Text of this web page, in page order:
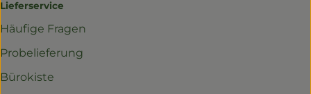
Lieferservice
Häufige Fragen
Probelieferung
Bürokiste